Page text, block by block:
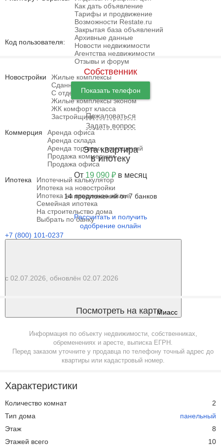
Как дать объявление
Тарифы и продвижение
Возможности Restate.ru
Закрытая база объявлений
Архивные данные
Новости недвижимости
Агентства недвижимости
Отзывы и форум
Новостройки
Жилые комплексы
Сданные новостройки
С отделкой / ремонтом
Жилые комплексы эконом
ЖК комфорт класса
Застройщики
Коммерция
Аренда офиса
Аренда склада
Аренда торговых помещений
Продажа коммерции
Продажа офиса
Ипотека
Ипотечный калькулятор
Ипотека на новостройки
Ипотека на вторичное жилье
Семейная ипотека
На строительство дома
Выбрать по банку
+7 (800) 101-0237
Миасс
Код пользователя:
Собственник
Показать телефон
Пожаловаться
Задать вопрос
Эта квартира
в ипотеку
От 19 090 ₽ в месяц
14 предложений от 7 банков
Рассчитать и получить
одобрение онлайн
с 02.07.2026, обновлён 02.07.2026
Посмотреть на карте
Информация по объекту недвижимости, собственниках,
обременениях и аресте, выписка ЕГРН.
Перед заказом уточните у продавца по телефону точный адрес до
квартиры или кадастровый номер.
Характеристики
Количество комнат
2
Тип дома
панельный
Этаж
8
Этажей всего
10